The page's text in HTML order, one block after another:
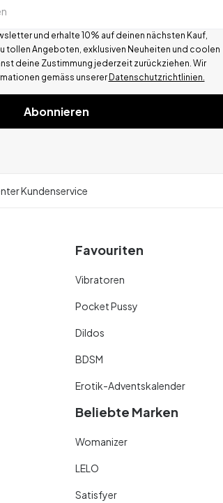
und erhalte 10% auf deinen nächsten Kauf,
tollen Angeboten, exklusiven Neuheiten und coolen
deine Zustimmung jederzeit zurückziehen. Wir
gemäss unserer Datenschutzrichtlinien.
Abonnieren
Kundenservice
Favouriten
Vibratoren
Pocket Pussy
Dildos
BDSM
Erotik-Adventskalender
Beliebte Marken
Womanizer
LELO
Satisfyer